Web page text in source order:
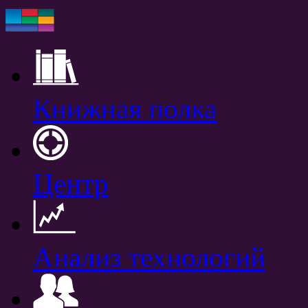
Книжная полка
Центр
Анализ технологий